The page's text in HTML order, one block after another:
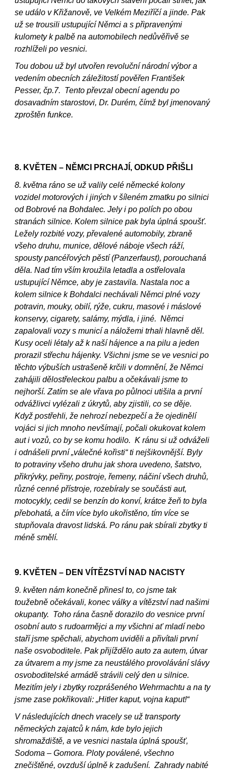
se událo v Křižanově, ve Velkém Meziříčí a jinde. Pak
už se trousili ustupující Němci a s připravenými
kulomety k palbě na automobilech nedůvěřivě se
rozhlíželi po vesnici.
Tou dobou už byl utvořen revoluční národní výbor a
vedením obecních záležitostí pověřen František
Pesser, čp.7. Tento převzal obecní agendu po
dosavadním starostovi, Dr. Durém, čímž byl jmenovaný
zproštěn funkce.
8. KVĚTEN – NĚMCI PRCHAJÍ, ODKUD PŘIŠLI
8. května ráno se už valily celé německé kolony
vozidel motorových i jiných v šíleném zmatku po silnici
od Bobrové na Bohdalec. Jely i po polích po obou
stranách silnice. Kolem silnice pak byla úplná spoušť.
Ležely rozbité vozy, převalené automobily, zbraně
všeho druhu, munice, dělové náboje všech ráží,
spousty pancéřových pěstí (Panzerfaust), porouchaná
děla. Nad tím vším kroužila letadla a ostřelovala
ustupující Němce, aby je zastavila. Nastala noc a
kolem silnice k Bohdalci nechávali Němci plné vozy
potravin, mouky, obilí, rýže, cukru, masové i máslové
konservy, cigarety, salámy, mýdla, i jiné. Němci
zapalovali vozy s municí a náložemi trhali hlavně děl.
Kusy oceli létaly až k naší hájence a na pilu a jeden
prorazil střechu hájenky. Všichni jsme se ve vesnici po
těchto výbuších ustrašeně krčili v domnění, že Němci
zahájili dělostřeleckou palbu a očekávali jsme to
nejhorší. Zatím se ale vřava po půlnoci utišila a první
odvážlivci vylézali z úkrytů, aby zjistili, co se děje.
Když postřehli, že nehrozí nebezpečí a že ojedinělí
vojáci si jich mnoho nevšímají, počali okukovat kolem
aut i vozů, co by se komu hodilo. K ránu si už odváželi
i odnášeli první „válečné kořisti“ ti nejšikovnější. Byly
to potraviny všeho druhu jak shora uvedeno, šatstvo,
přikrývky, peřiny, postroje, řemeny, náčiní všech druhů,
různé cenné přístroje, rozebíraly se součásti aut,
motocykly, cedil se benzín do konví, krátce žeň to byla
přebohatá, a čím více bylo ukořistěno, tím více se
stupňovala dravost lidská. Po ránu pak sbírali zbytky ti
méně smělí.
9. KVĚTEN – DEN VÍTĚZSTVÍ NAD NACISTY
9. květen nám konečně přinesl to, co jsme tak
toužebně očekávali, konec války a vítězství nad našimi
okupanty. Toho rána časně dorazilo do vesnice první
osobní auto s rudoarmějci a my všichni ať mladí nebo
staří jsme spěchali, abychom uviděli a přivítali první
naše osvoboditele. Pak přijíždělo auto za autem, útvar
za útvarem a my jsme za neustálého provolávání slávy
osvoboditelské armádě strávili celý den u silnice.
Mezitím jely i zbytky rozprášeného Wehrmachtu a na ty
jsme zase pokřikovali: „Hitler kaput, vojna kaput!“
V následujících dnech vracely se už transporty
německých zajatců k nám, kde bylo jejich
shromaždiště, a ve vesnici nastala úplná spoušť,
Sodoma – Gomora. Ploty poválené, všechno
znečištěné, ovzduší úplně k zadušení. Zahrady nabité